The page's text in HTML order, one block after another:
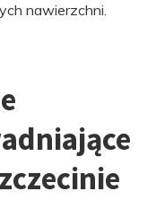
nawierzchni.